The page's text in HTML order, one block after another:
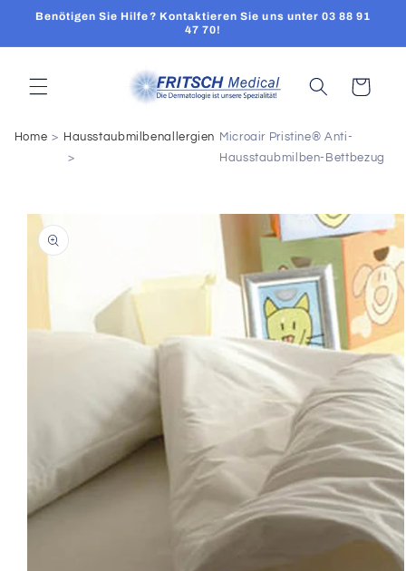
zum
Benötigen Sie Hilfe? Kontaktieren Sie uns unter 03 88 91
47 70!
Warenkorb
Home Hausstaubmilbenallergien Microair Pristine® Anti-
Hausstaubmilben-Bettbezug